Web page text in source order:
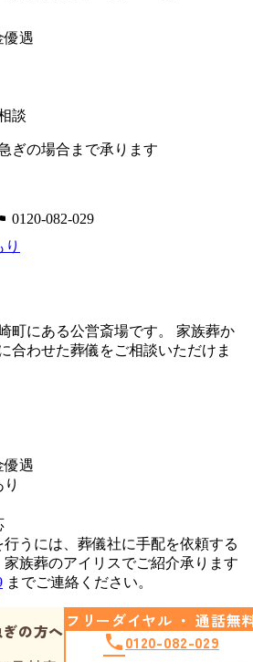
優遇
談
ぎの場合まで承ります
0120-082-029
り
町にある公営斎場です。 家族葬か
合わせた葬儀をご相談いただけま
優遇
行うには、葬儀社に手配を依頼する
族葬のアイリスでご紹介承ります
までご連絡ください。
の方へ フリーダイヤル ・ 通話無
phone0120-082-029